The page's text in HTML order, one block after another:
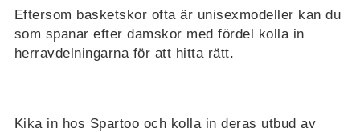
Eftersom basketskor ofta är unisexmodeller kan du
som spanar efter damskor med fördel kolla in
herravdelningarna för att hitta rätt.
Kika in hos Spartoo och kolla in deras utbud av